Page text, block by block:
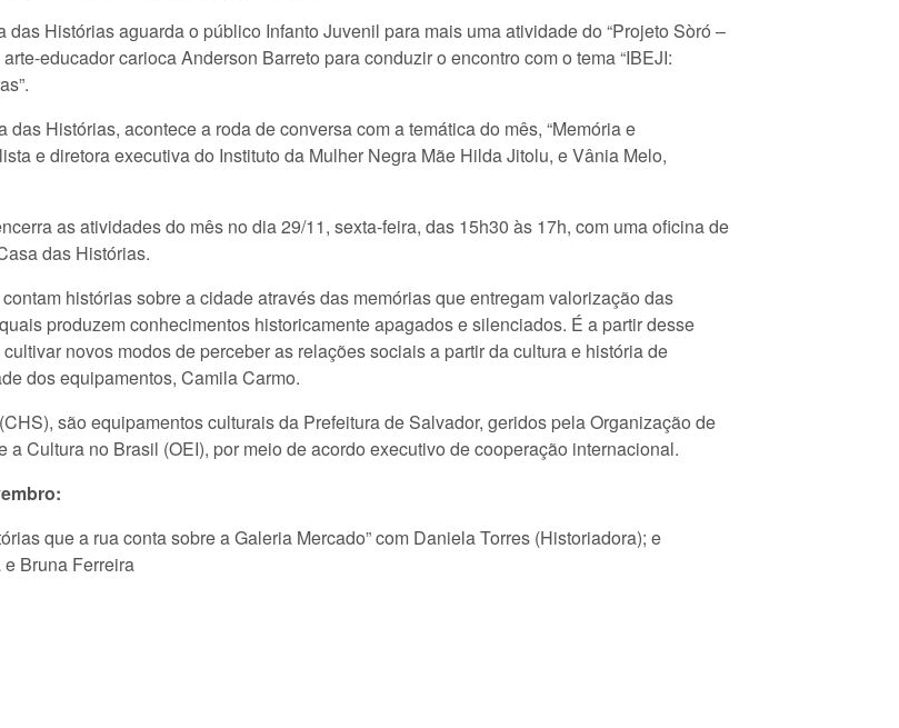
Histórias aguarda o público Infanto Juvenil para mais uma atividade do “Projeto Sòró –
educador carioca Anderson Barreto para conduzir o encontro com o tema “IBEJI:
Histórias, acontece a roda de conversa com a temática do mês, “Memória e
e diretora executiva do Instituto da Mulher Negra Mãe Hilda Jitolu, e Vânia Melo,
as atividades do mês no dia 29/11, sexta-feira, das 15h30 às 17h, com uma oficina de
das Histórias.
histórias sobre a cidade através das memórias que entregam valorização das
produzem conhecimentos historicamente apagados e silenciados. É a partir desse
novos modos de perceber as relações sociais a partir da cultura e história de
dos equipamentos, Camila Carmo.
são equipamentos culturais da Prefeitura de Salvador, geridos pela Organização de
Cultura no Brasil (OEI), por meio de acordo executivo de cooperação internacional.
que a rua conta sobre a Galeria Mercado” com Daniela Torres (Historiadora); e
Bruna Ferreira